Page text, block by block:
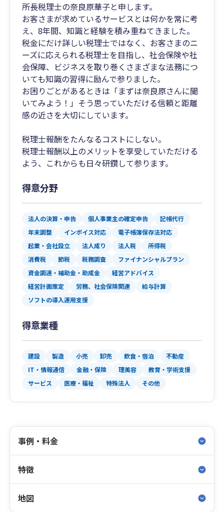
所長税理士の奈良原華子と申します。
お客さまが求めているサービスとは何かを常に考
え、8年間、知識と経験を積み重ねてきました。
税金にだけ詳しい税理士ではなく、お客さまのニ
ーズに応えられる税理士を目指し、社会保険や社
会保障、ビジネスを取り巻くさまざまな法務につ
いても知識の習得に励んで参りました。
お困りごとがあるときは「まずは奈良原さんに聞
いてみよう！」そう思っていただける信頼と距離
感の近さを大切にしています。
税理士報酬をたんなるコストにしない。
税理士報酬以上のメリットを享受していただける
よう、これからも日々研鑽して参ります。
得意分野
法人の決算・申告 個人事業主の確定申告
記帳代行
年末調整
インボイス対応
電子帳簿保存法対応
起業・会社設立
法人成り 法人税
所得税
消費税
節税 税務調査
ファイナンシャルプラン
資金調達・補助金・助成金
経営アドバイス
経営計画策定
労務、社会保険関連
給与計算
ソフトの導入運用支援
得意業種
建設 製造 小売 卸売 飲食・宿泊
不動産
IT・情報通信
金融・保険 理美容
教育・学術支援
サービス
医療・福祉 特殊法人 その他
事例・料金
特徴
地図